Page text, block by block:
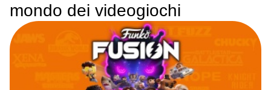
mondo dei videogiochi